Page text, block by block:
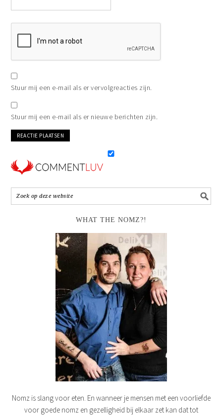
Stuur mij een e-mail als er vervolgreacties zijn.
Stuur mij een e-mail als er nieuwe berichten zijn.
WHAT THE NOMZ?!
Nomz is slang voor eten. En wanneer je mensen met een voorliefde
voor goede nomz en gezelligheid bij elkaar zet kan dat tot